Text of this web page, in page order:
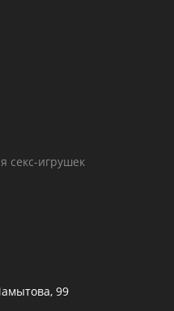
секс-игрушек
99